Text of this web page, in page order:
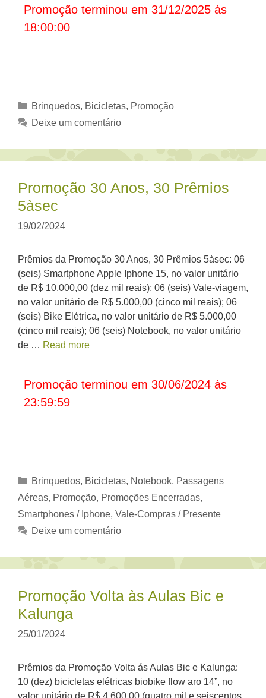
Promoção terminou em 31/12/2025 às
18:00:00
Categorias
Brinquedos, Bicicletas, Promoção
Deixe um comentário
Promoção 30 Anos, 30 Prêmios
5àsec
19/02/2024
Prêmios da Promoção 30 Anos, 30 Prêmios 5àsec: 06
(seis) Smartphone Apple Iphone 15, no valor unitário
de R$ 10.000,00 (dez mil reais); 06 (seis) Vale-viagem,
no valor unitário de R$ 5.000,00 (cinco mil reais); 06
(seis) Bike Elétrica, no valor unitário de R$ 5.000,00
(cinco mil reais); 06 (seis) Notebook, no valor unitário
de … Read more
Promoção terminou em 30/06/2024 às
23:59:59
Categorias
Brinquedos, Bicicletas, Notebook, Passagens
Aéreas, Promoção, Promoções Encerradas,
Smartphones / Iphone, Vale-Compras / Presente
Deixe um comentário
Promoção Volta às Aulas Bic e
Kalunga
25/01/2024
Prêmios da Promoção Volta ás Aulas Bic e Kalunga:
10 (dez) bicicletas elétricas biobike flow aro 14”, no